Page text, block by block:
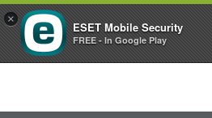
×
ESET Mobile Security
FREE - In Google Play